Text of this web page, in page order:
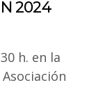
2024
h. en la